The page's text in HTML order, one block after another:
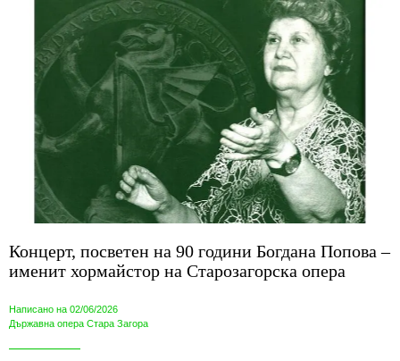
Концерт, посветен на 90 години Богдана Попова –
именит хормайстор на Старозагорска опера
Написано на 02/06/2026
Държавна опера Стара Загора